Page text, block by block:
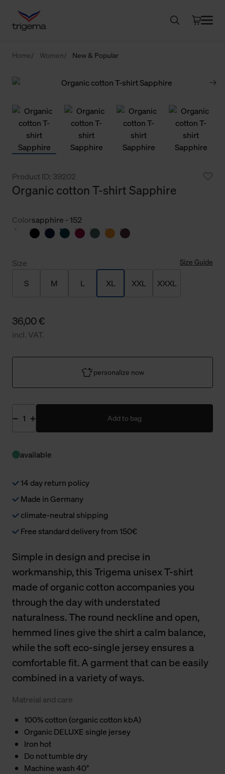
Home Women New & Popular
Product ID: 39202
Organic cotton T-shirt Sapphire
Colorsapphire - 152
Size Size Guide
S M L XL XXL XXXL
36,00 €
incl. VAT.
personalize now
Add to bag
available
14 day return policy
Made in Germany
climate-neutral shipping
Free standard delivery from 150€
Simple in design and precise in
workmanship, this Trigema unisex T-shirt
made of organic cotton accompanies you
through the day with understated
naturalness. The round neckline and open,
hemmed lines give the shirt a calm balance,
while the soft eco-single jersey ensures a
comfortable fit. A garment that can be easily
combined in a variety of ways.
Matreial and care
100% cotton (organic cotton kbA)
Organic DELUXE single jersey
Iron hot
Do not tumble dry
Machine wash 40°